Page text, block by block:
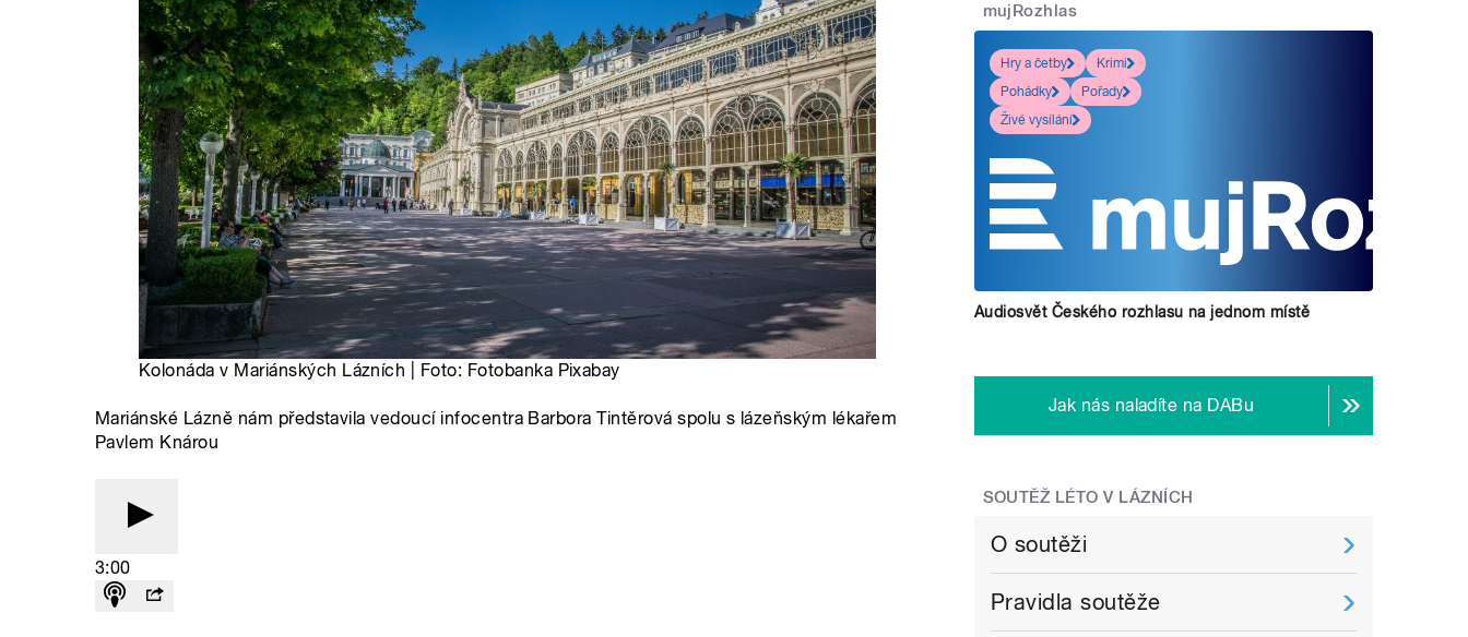
Kolonáda v Mariánských Lázních | Foto: Fotobanka Pixabay
Mariánské Lázně nám představila vedoucí infocentra Barbora Tintěrová spolu s lázeňským lékařem
Pavlem Knárou
3:00
mujRozhlas
Hry a četby
Krimi
Pohádky
Pořady
Živé vysílání
Audiosvět Českého rozhlasu na jednom místě
Jak nás naladíte na DABu
SOUTĚŽ LÉTO V LÁZNÍCH
O soutěži
Pravidla soutěže